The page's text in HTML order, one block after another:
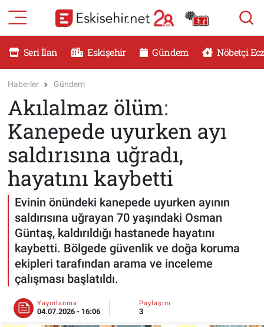
Seri İlan Eskişehir Gündem Nöbetçi
Haberler Gündem
Akılalmaz ölüm:
Kanepede uyurken ayı
saldırısına uğradı,
hayatını kaybetti
Evinin önündeki kanepede uyurken ayının
saldırısına uğrayan 70 yaşındaki Osman
Güntaş, kaldırıldığı hastanede hayatını
kaybetti. Bölgede güvenlik ve doğa koruma
ekipleri tarafından arama ve inceleme
çalışması başlatıldı.
Yayınlanma
04.07.2026 - 16:06
Paylaşım
3
RESMİ İLANLAR
DÜNYA
SAĞLIK
MAGAZİN
KADIN
TEKNOLOJİ
YEMEK
ESKİŞEHİR NÖBETÇİ ECZANELER
Eskişehir Haber İçerikleri
Eskişehir Nöbetçi Eczaneler
Eskişehir Namaz Vakitleri
Eskişehir Trafik Yoğunluk Haritası
Süper Lig Puan Durumu ve Fikstür
Tüm Manşetler
Son Dakika Haberleri
Haber Arşivi